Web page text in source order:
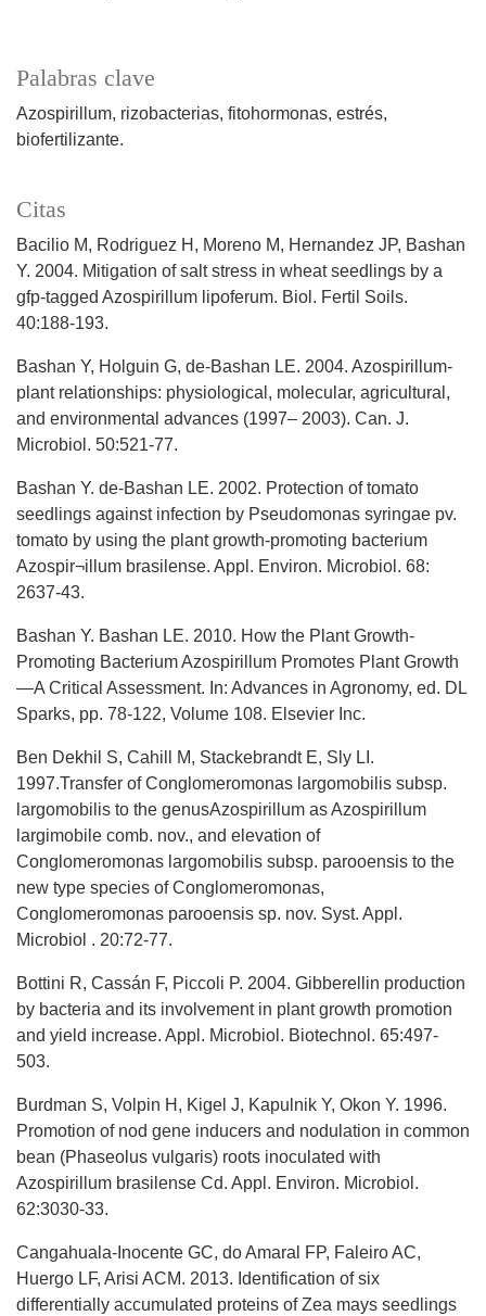
Palabras clave
Azospirillum rizobacterias fitohormonas estrés
biofertilizante.
Citas
Bacilio M, Rodriguez H, Moreno M, Hernandez JP, Bashan
Y. 2004. Mitigation of salt stress in wheat seedlings by a
gfp-tagged Azospirillum lipoferum. Biol. Fertil Soils.
40:188-193.
Bashan Y, Holguin G, de-Bashan LE. 2004. Azospirillum-
plant relationships: physiological, molecular, agricultural,
and environmental advances (1997– 2003). Can. J.
Microbiol. 50:521-77.
Bashan Y. de-Bashan LE. 2002. Protection of tomato
seedlings against infection by Pseudomonas syringae pv.
tomato by using the plant growth-promoting bacterium
Azospir¬illum brasilense. Appl. Environ. Microbiol. 68:
2637-43.
Bashan Y. Bashan LE. 2010. How the Plant Growth-
Promoting Bacterium Azospirillum Promotes Plant Growth
—A Critical Assessment. In: Advances in Agronomy, ed. DL
Sparks, pp. 78-122, Volume 108. Elsevier Inc.
Ben Dekhil S, Cahill M, Stackebrandt E, Sly LI.
1997.Transfer of Conglomeromonas largomobilis subsp.
largomobilis to the genusAzospirillum as Azospirillum
largimobile comb. nov., and elevation of
Conglomeromonas largomobilis subsp. parooensis to the
new type species of Conglomeromonas,
Conglomeromonas parooensis sp. nov. Syst. Appl.
Microbiol . 20:72-77.
Bottini R, Cassán F, Piccoli P. 2004. Gibberellin production
by bacteria and its involvement in plant growth promotion
and yield increase. Appl. Microbiol. Biotechnol. 65:497-
503.
Burdman S, Volpin H, Kigel J, Kapulnik Y, Okon Y. 1996.
Promotion of nod gene inducers and nodulation in common
bean (Phaseolus vulgaris) roots inoculated with
Azospirillum brasilense Cd. Appl. Environ. Microbiol.
62:3030-33.
Cangahuala-Inocente GC, do Amaral FP, Faleiro AC,
Huergo LF, Arisi ACM. 2013. Identification of six
differentially accumulated proteins of Zea mays seedlings